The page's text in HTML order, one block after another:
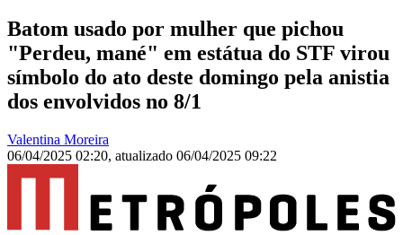
Batom usado por mulher que pichou
"Perdeu, mané" em estátua do STF virou
símbolo do ato deste domingo pela anistia
dos envolvidos no 8/1
Valentina Moreira
06/04/2025 02:20, atualizado 06/04/2025 09:22